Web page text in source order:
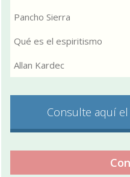
Pancho Sierra
Qué es el espiritismo
Allan Kardec
Consulte aquí